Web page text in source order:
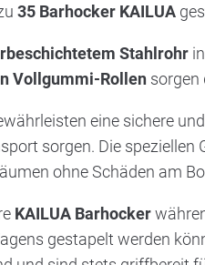
35 Barhocker KAILUA
Stahlrohr
Vollgummi-Rollen sorgen
eine sichere
sorgen. Die speziellen
ohne Schäden am
KAILUA Barhocker
gestapelt werden